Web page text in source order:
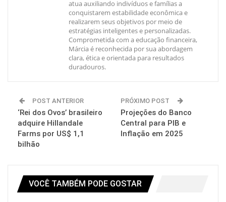
atua auxiliando indivíduos e famílias a
conquistarem estabilidade econômica e
realizarem seus objetivos por meio de
estratégias inteligentes e personalizadas.
Comprometida com a educação financeira,
Márcia é reconhecida por sua abordagem
clara, ética e orientada para resultados
duradouros.
POST ANTERIOR
‘Rei dos Ovos’ brasileiro
adquire Hillandale
Farms por US$ 1,1
bilhão
PRÓXIMO POST
Projeções do Banco
Central para PIB e
Inflação em 2025
VOCÊ TAMBÉM PODE GOSTAR